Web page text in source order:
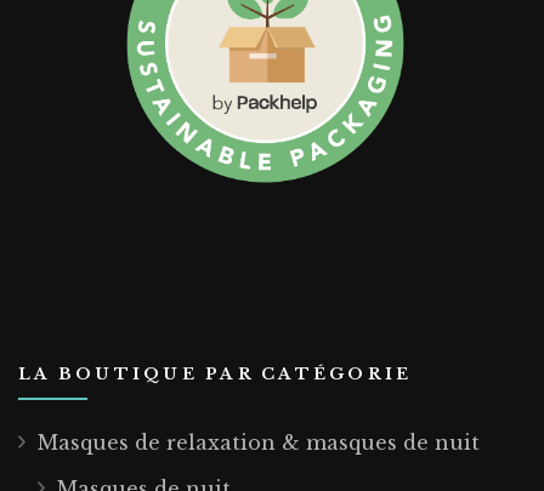
LA BOUTIQUE PAR CATÉGORIE
Masques de relaxation & masques de nuit